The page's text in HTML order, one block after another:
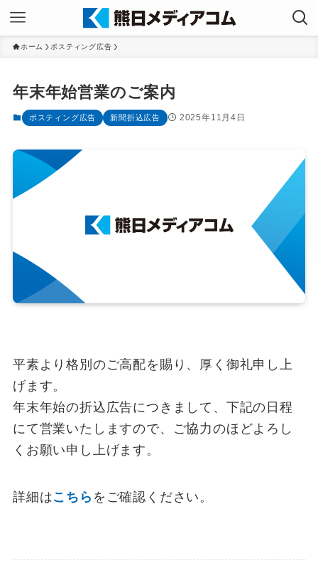
ホーム ポスティング広告
年末年始営業のご案内
ポスティング広告 新聞折込広告 2025年11月4日
平素より格別のご高配を賜り、厚く御礼申し上
げます。
年末年始の折込広告につきまして、下記の日程
にて営業いたしますので、ご協力のほどよろし
くお願い申し上げます。
詳細はこちら をご確認ください。